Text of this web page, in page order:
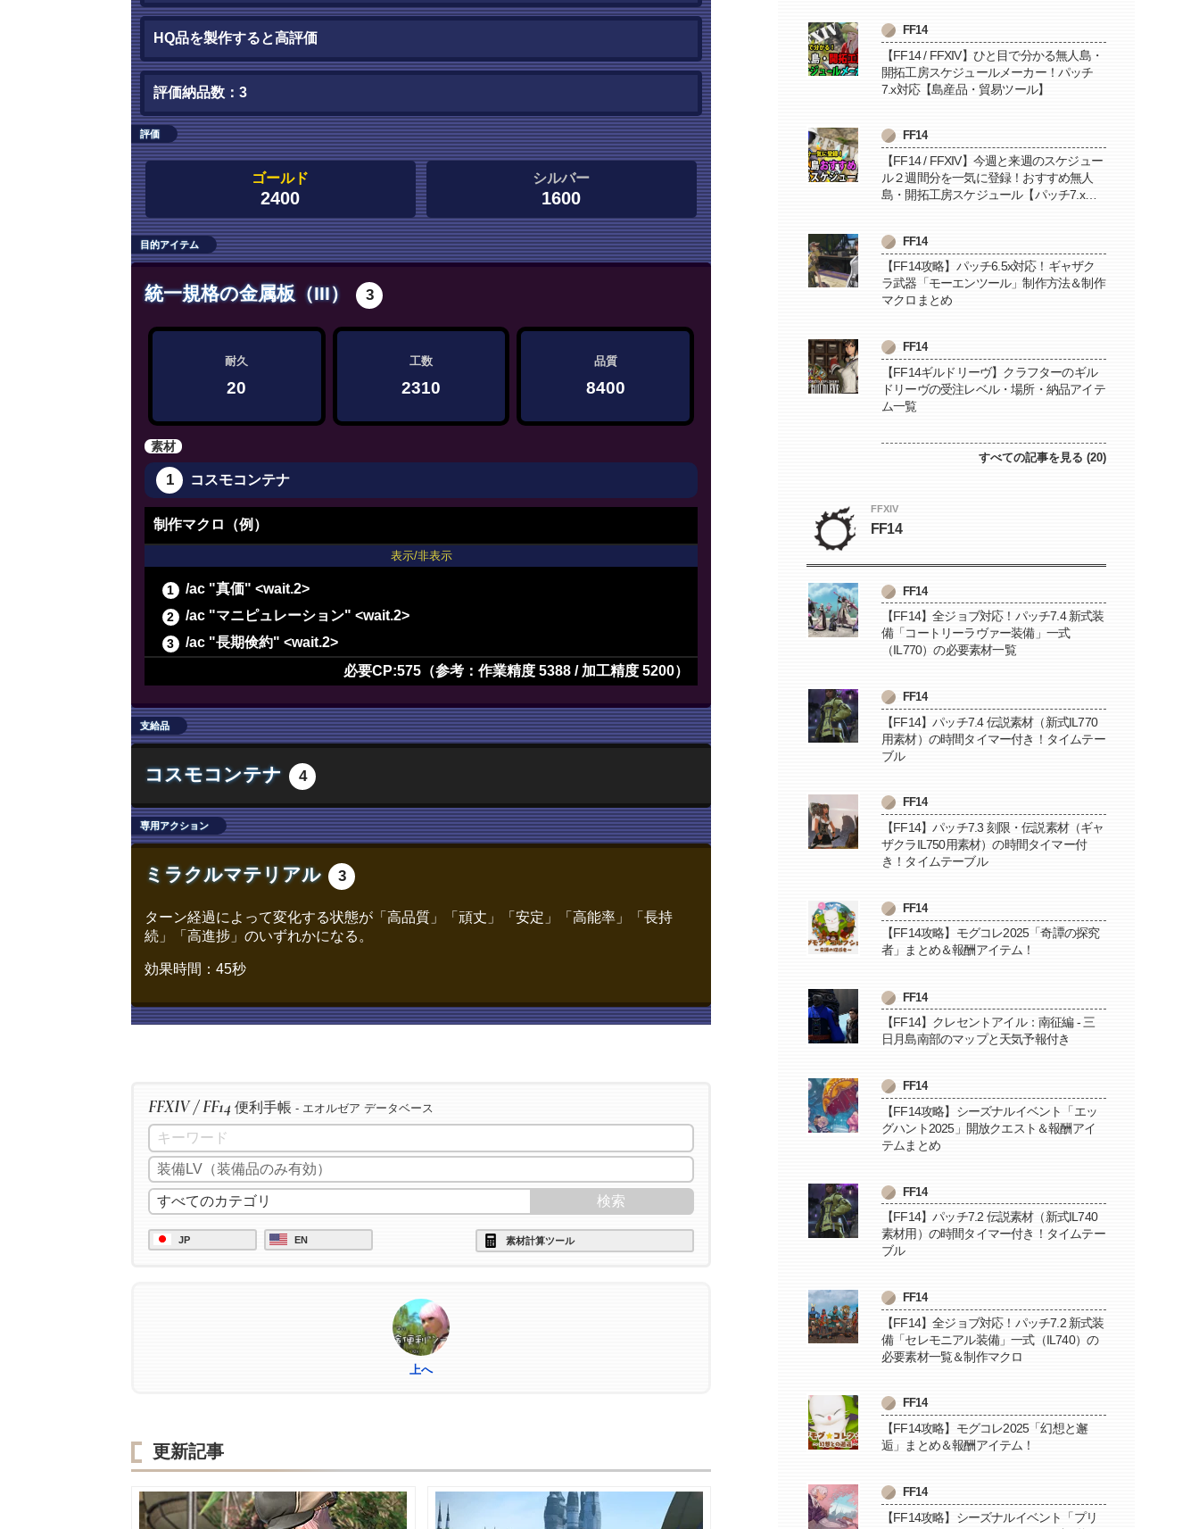
HQ品を製作すると高評価
評価納品数：3
評価
ゴールド
2400
シルバー
1600
目的アイテム
統一規格の金属板（III） 3
耐久
20
工数
2310
品質
8400
素材
1 コスモコンテナ
制作マクロ（例）
表示/非表示
/ac "真価" <wait.2>
/ac "マニピュレーション" <wait.2>
/ac "長期倹約" <wait.2>
/ac "イノベーション" <wait.2>
/ac "精密作業" <wait.3>
/ac "精密作業" <wait.3>
/ac "精密作業" <wait.3>
/ac "加工" <wait.3>
/ac "匠の絶技" <wait.3>
/ac "グレートストライド" <wait.2>
/ac "イノベーション" <wait.2>
/ac "グレートストライド" <wait.2>
必要CP:575（参考：作業精度 5388 / 加工精度 5200）
支給品
コスモコンテナ 4
専用アクション
ミラクルマテリアル 3
ターン経過によって変化する状態が「高品質」「頑丈」「安定」「高能率」「長持
続」「高進捗」のいずれかになる。
効果時間：45秒
FFXIV / FF14 便利手帳 - エオルゼア データベース
JP EN 素材計算ツール
上へ
更新記事
FF14
【FF14 / FFXIV】ひと目で分かる無人島・
開拓工房スケジュールメーカー！パッチ
7.x対応【島産品・貿易ツール】
FF14
【FF14 / FFXIV】今週と来週のスケジュー
ル２週間分を一気に登録！おすすめ無人
島・開拓工房スケジュール【パッチ7.x対
FF14
【FF14攻略】パッチ6.5x対応！ギャザク
ラ武器「モーエンツール」制作方法＆制作
マクロまとめ
FF14
【FF14ギルドリーヴ】クラフターのギル
ドリーヴの受注レベル・場所・納品アイテ
ム一覧
すべての記事を見る (20)
FFXIV
FF14
FF14
【FF14】全ジョブ対応！パッチ7.4 新式装
備「コートリーラヴァー装備」一式
（IL770）の必要素材一覧
FF14
【FF14】パッチ7.4 伝説素材（新式IL770
用素材）の時間タイマー付き！タイムテー
ブル
FF14
【FF14】パッチ7.3 刻限・伝説素材（ギャ
ザクラIL750用素材）の時間タイマー付
き！タイムテーブル
FF14
【FF14攻略】モグコレ2025「奇譚の探究
者」まとめ＆報酬アイテム！
FF14
【FF14】クレセントアイル：南征編 - 三
日月島南部のマップと天気予報付き
FF14
【FF14攻略】シーズナルイベント「エッ
グハント2025」開放クエスト＆報酬アイ
テムまとめ
FF14
【FF14】パッチ7.2 伝説素材（新式IL740
素材用）の時間タイマー付き！タイムテー
ブル
FF14
【FF14】全ジョブ対応！パッチ7.2 新式装
備「セレモニアル装備」一式（IL740）の
必要素材一覧＆制作マクロ
FF14
【FF14攻略】モグコレ2025「幻想と邂
逅」まとめ＆報酬アイテム！
FF14
【FF14攻略】シーズナルイベント「プリ